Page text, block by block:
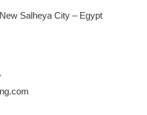
Salheya City – Egypt